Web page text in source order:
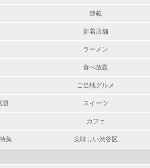
連載
新着店舗
ラーメン
食べ放題
ご当地グルメ
題 スイーツ
カフェ
集 美味しい渋谷区